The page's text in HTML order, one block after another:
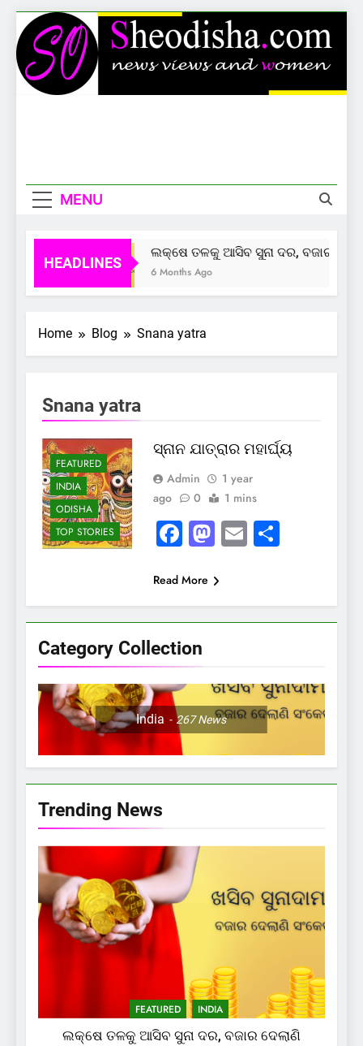
Skip
to
content
MENU
HEADLINES
ଲକ୍ଷେ ତଳକୁ ଆସିବ ସୁନା ଦର, ବଜାର
6 Months Ago
Home Blog Snana yatra
Category Collection
India 267News
Snana yatra
FEATURED
INDIA
ODISHA
TOP STORIES
ସ୍ନାନ ଯାତ୍ରାର ମହାର୍ଘ୍ୟ
Admin
1 year
ago
0 1 mins
Facebook
Mastodon
EmailShare
Read More
Trending News
FEATURED INDIA
ଲକ୍ଷେ ତଳକୁ ଆସିବ ସୁନା ଦର, ବଜାର ଦେଲାଣି